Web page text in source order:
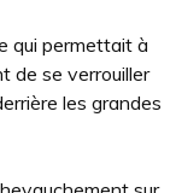
qui permettait à
de se verrouiller
les grandes